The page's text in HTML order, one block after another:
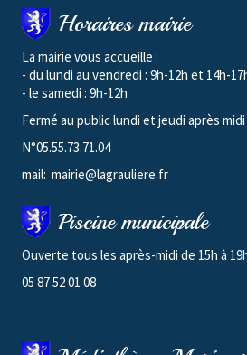
Horaires mairie
La mairie vous accueille :
- du lundi au vendredi : 9h-12h et 14h-
- le samedi : 9h-12h
Fermé au public lundi et jeudi après midi
N°05.55.73.71.04
mail: mairie@lagrauliere.fr
Piscine municipale
Ouverte tous les après-midi de 15h à
05 87 52 01 08